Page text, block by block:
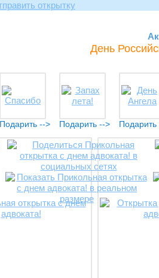
День
Подарить --> Подарить --> Подарить